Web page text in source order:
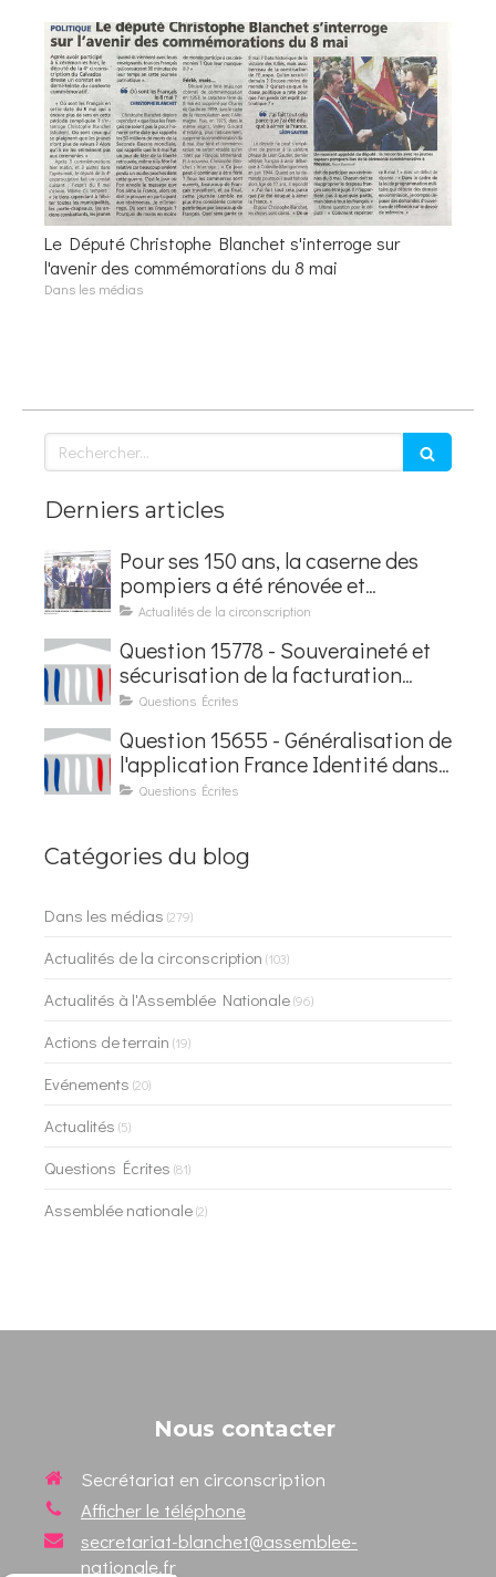
Le Député Christophe Blanchet s'interroge sur
l'avenir des commémorations du 8 mai
Dans les médias
Rechercher
Derniers articles
Pour ses 150 ans, la caserne des
pompiers a été rénovée et
baptisée au nom d'Hubert
Actualités de la circonscription
Question 15778 - Souveraineté et
sécurisation de la facturation
électronique
Questions Écrites
Question 15655 - Généralisation de
l'application France Identité dans
les contrôles du quotidien
Questions Écrites
Catégories du blog
Dans les médias (279)
Actualités de la circonscription (103)
Actualités à l'Assemblée Nationale(96)
Actions de terrain (19)
Evénements (20)
Actualités (5)
Questions Écrites (81)
Assemblée nationale(2)
Nous contacter
Secrétariat en circonscription
Afficher le téléphone
secretariat-blanchet@assemblee-
nationale.fr